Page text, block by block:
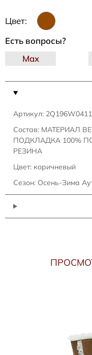
Цвет:
Артикул:
Состав: МАТЕРИАЛ
ПОДКЛАДКА 100%
РЕЗИНА
Цвет: коричневый
Сезон: Осень-Зима
Есть вопросы?
Max